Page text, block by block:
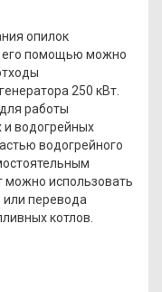
опилок
помощью можно
250 кВт.
работы
и водогрейных
водогрейного
можно использовать
или перевода
котлов.